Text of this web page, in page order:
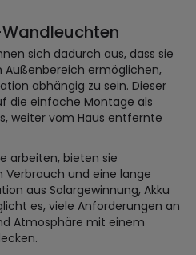
sich dadurch aus, dass sie
ermöglichen,
abhängig zu sein. Dieser
die einfache Montage als
weiter vom Haus entfernte
arbeiten, bieten sie
und eine lange
aus Solargewinnung, Akku
es, viele Anforderungen an
Atmosphäre mit einem